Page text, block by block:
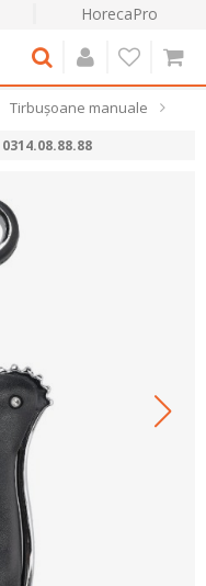
HorecaPro
Tirbușoane manuale
0314.08.88.88